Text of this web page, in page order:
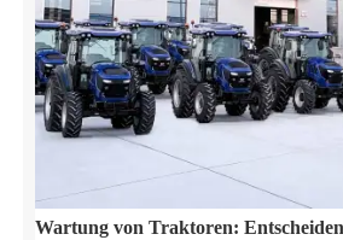
Wartung von Traktoren: